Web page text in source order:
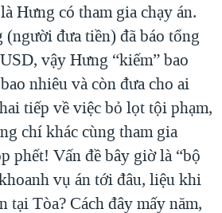
Hưng có tham gia chạy án.
đưa tiền) đã báo tổng
vậy Hưng “kiếm” bao
nhiêu và còn đưa cho ai
tiếp về việc bỏ lọt tội phạm,
chí khác cùng tham gia
phết! Vấn đề bây giờ là “bộ
vụ án tới đâu, liệu khi
tại Tòa? Cách đây mấy năm,